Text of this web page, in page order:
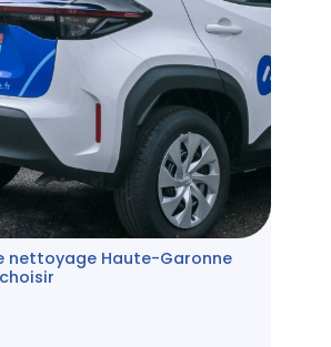
nettoyage Haute-Garonne